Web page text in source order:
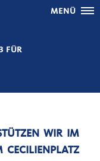
MENÜ
FÜR
WIR IM
CECILIENPLATZ